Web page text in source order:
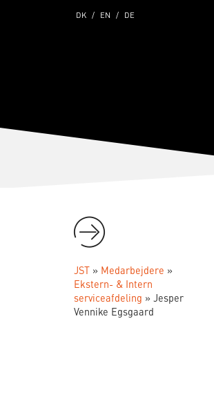
DK EN DE
JST » Medarbejdere »
Ekstern- & Intern
serviceafdeling » Jesper
Vennike Egsgaard